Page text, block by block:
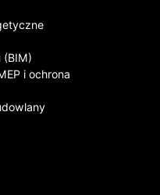
(BIM)
i ochrona